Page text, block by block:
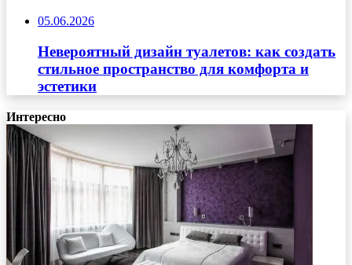
05.06.2026
Невероятный дизайн туалетов: как создать
стильное пространство для комфорта и
эстетики
Интересно